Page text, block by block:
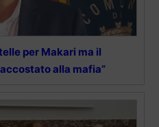
per Makari ma il
alla mafia”